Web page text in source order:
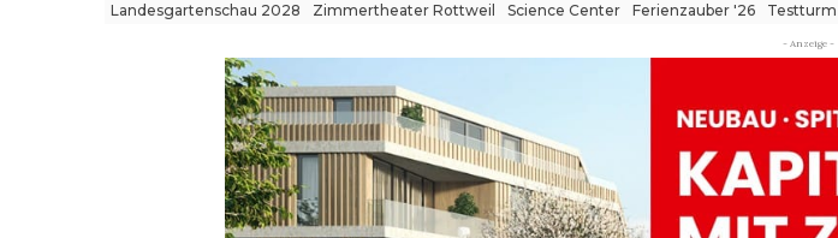
Landesgartenschau 2028 Zimmertheater Rottweil Science Center Ferienzauber '26 Testturm
- Anzeige -